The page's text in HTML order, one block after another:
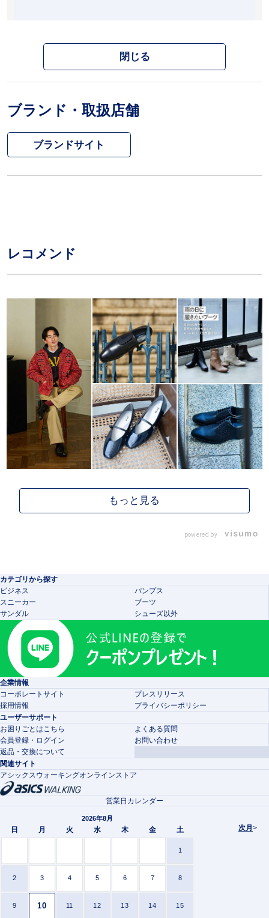
閉じる
ブランド・取扱店舗
ブランドサイト
レコメンド
powered by
カテゴリから探す
ビジネス
パンプス
スニーカー
ブーツ
サンダル
シューズ以外
企業情報
コーポレートサイト
プレスリリース
採用情報
プライバシーポリシー
ユーザーサポート
お困りごとはこちら
よくある質問
会員登録・ログイン
お問い合わせ
返品・交換について
関連サイト
アシックスウォーキングオンラインストア
次月 >
営業日カレンダー
2026年8月
日 月 火 水 木 金 土
1
2 3 4 5 6 7 8
9 10 11 12 13 14 15